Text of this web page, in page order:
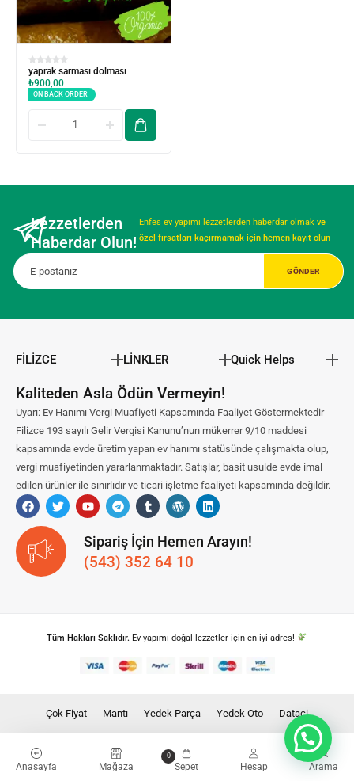
yaprak sarması dolması
₺900,00
ON BACK ORDER
Lezzetlerden
Haberdar Olun!
Enfes ev yapımı lezzetlerden haberdar olmak ve
özel fırsatları kaçırmamak için hemen kayıt olun
FİLİZCE LİNKLER Quick Helps
Kaliteden Asla Ödün Vermeyin!
Uyarı: Ev Hanımı Vergi Muafiyeti Kapsamında Faaliyet Göstermektedir
Filizce 193 sayılı Gelir Vergisi Kanunu’nun mükerrer 9/10 maddesi
kapsamında evde üretim yapan ev hanımı statüsünde çalışmakta olup,
vergi muafiyetinden yararlanmaktadır. Satışlar, basit usulde evde imal
edilen ürünler ile sınırlıdır ve ticari işletme faaliyeti kapsamında değildir.
Sipariş İçin Hemen Arayın!
(543) 352 64 10
Tüm Hakları Saklıdır. Ev yapımı doğal lezzetler için en iyi adres!
Anasayfa Mağaza
0
Sepet Hesap Arama
Çok Fiyat Mantı Yedek Parça Yedek Oto Dataci